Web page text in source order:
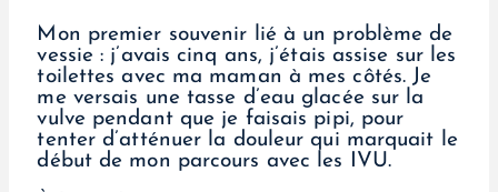
Mon premier souvenir lié à un problème de
vessie : j’avais cinq ans, j’étais assise sur les
toilettes avec ma maman à mes côtés. Je
me versais une tasse d’eau glacée sur la
vulve pendant que je faisais pipi, pour
tenter d’atténuer la douleur qui marquait le
début de mon parcours avec les IVU.